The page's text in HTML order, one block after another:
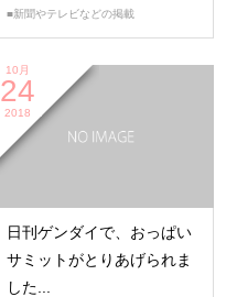
■新聞やテレビなどの掲載
10月
24
2018
日刊ゲンダイで、おっぱい
サミットがとりあげられま
した...